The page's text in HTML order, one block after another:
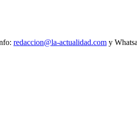
redaccion@la-actualidad.com y